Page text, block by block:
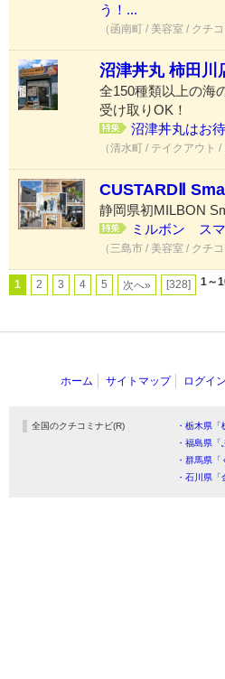
う！...
（函南町 / 美容室 / クチ
沼津丼丸 柿田川
全150種類以上の海
受け取りOK！
沼津丼丸はお
（清水町 / テイクアウト /
CUSTARDⅡ
静岡県初MILBON
ミルボン ス
（三島市 / 美容室 / クチコ
1 2 3 4 5 次へ» [328] 1～
ホーム サイトマップ ログイン
全国のクチコミナビ(R) ・栃木県「
・福島県「
・群馬県「
・石川県「